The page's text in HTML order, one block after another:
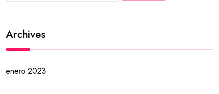
Archives
enero 2023